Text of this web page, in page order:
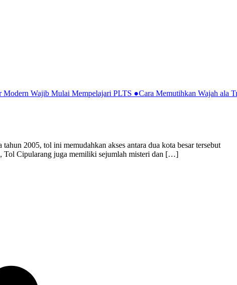
Modern Wajib Mulai Mempelajari PLTS ●Cara Memutihkan Wajah ala
2005, tol ini memudahkan akses antara dua kota besar tersebut
Tol Cipularang juga memiliki sejumlah misteri dan […]